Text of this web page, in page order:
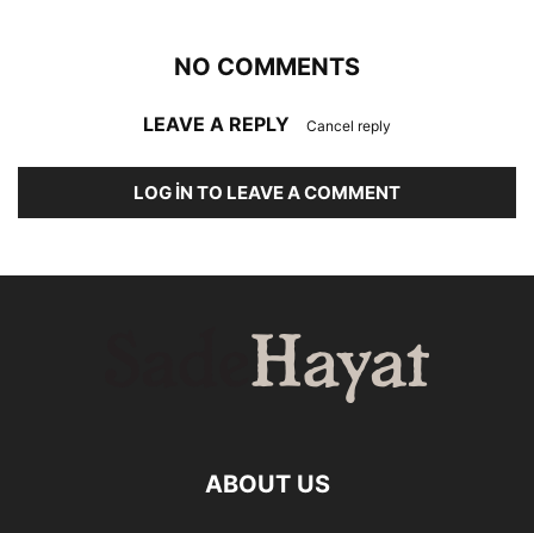
NO COMMENTS
LEAVE A REPLY Cancel reply
LOG IN TO LEAVE A COMMENT
ABOUT US